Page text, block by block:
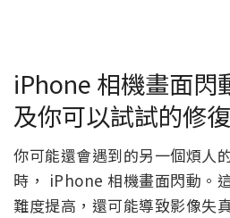
iPhone 相機畫面閃
及你可以試試的修
你可能還會遇到的另一個煩人
時， iPhone 相機畫面閃動。
難度提高，還可能導致影像失